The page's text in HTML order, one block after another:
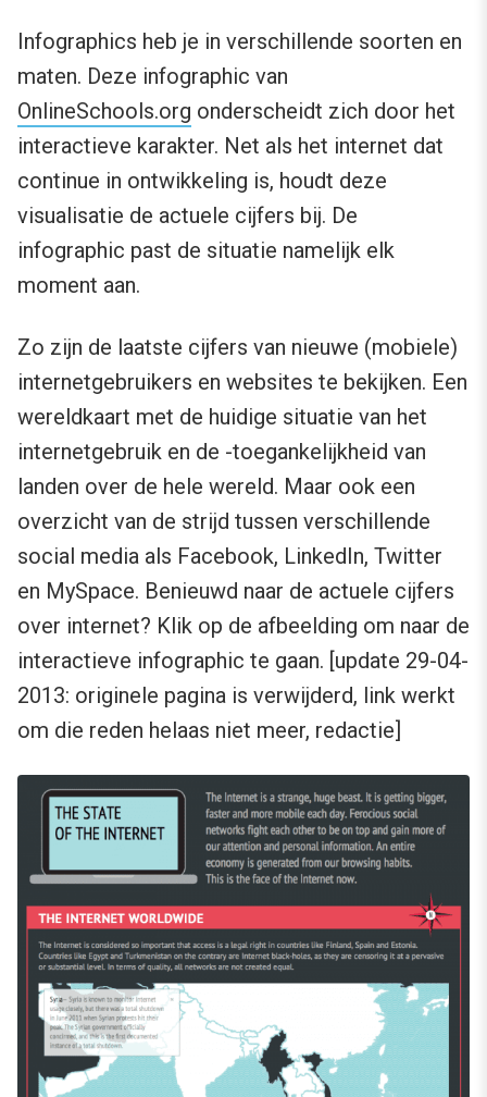
Infographics heb je in verschillende soorten en
maten. Deze infographic van
OnlineSchools.org onderscheidt zich door het
interactieve karakter. Net als het internet dat
continue in ontwikkeling is, houdt deze
visualisatie de actuele cijfers bij. De
infographic past de situatie namelijk elk
moment aan.
Zo zijn de laatste cijfers van nieuwe (mobiele)
internetgebruikers en websites te bekijken. Een
wereldkaart met de huidige situatie van het
internetgebruik en de -toegankelijkheid van
landen over de hele wereld. Maar ook een
overzicht van de strijd tussen verschillende
social media als Facebook, LinkedIn, Twitter
en MySpace. Benieuwd naar de actuele cijfers
over internet? Klik op de afbeelding om naar de
interactieve infographic te gaan. [update 29-04-
2013: originele pagina is verwijderd, link werkt
om die reden helaas niet meer, redactie]